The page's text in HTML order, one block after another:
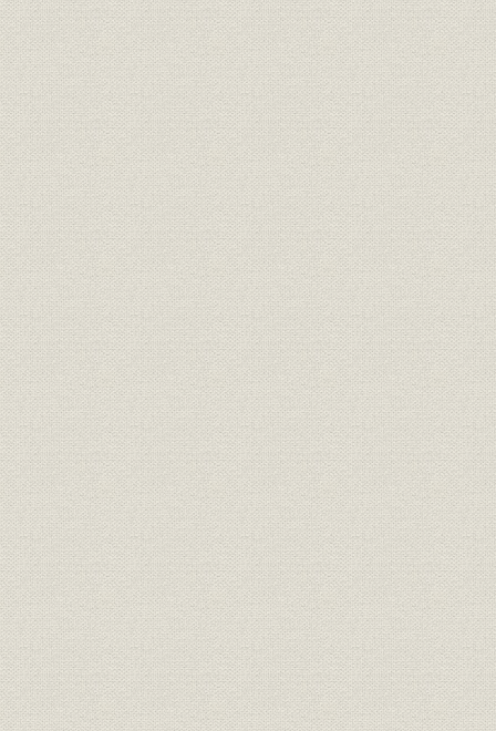
23.京都定期観光バス
24.宇治川ラインとおとぎ電車
25.比叡山開発
26.黎明期のマーケット事業
27.念願の京阪百貨店開業
28.樟葉P・G・Cとくずは国際トーナメント
29.京阪競馬場と京阪杯
30.未完の社史
索引
参考文献
監修・執筆
写真撮影・提供、資料提供、取材協力
あとがき